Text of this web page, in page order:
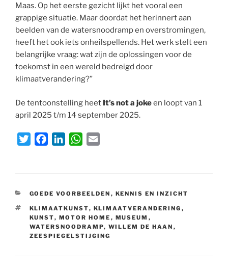
Maas. Op het eerste gezicht lijkt het vooral een
grappige situatie. Maar doordat het herinnert aan
beelden van de watersnoodramp en overstromingen,
heeft het ook iets onheilspellends. Het werk stelt een
belangrijke vraag: wat zijn de oplossingen voor de
toekomst in een wereld bedreigd door
klimaatverandering?”
De tentoonstelling heet It’s not a jokeen loopt van 1
april 2025 t/m 14 september 2025.
t
e
r
b
o
o
k
e
d
I
n
W
s
A
p
p
l
CATEGORIEËN
GOEDE VOORBEELDEN , KENNIS EN INZICHT
TAGS
KLIMAATKUNST, KLIMAATVERANDERING ,
KUNST, MOTOR HOME , MUSEUM ,
WATERSNOODRAMP, WILLEM DE HAAN ,
ZEESPIEGELSTIJGING